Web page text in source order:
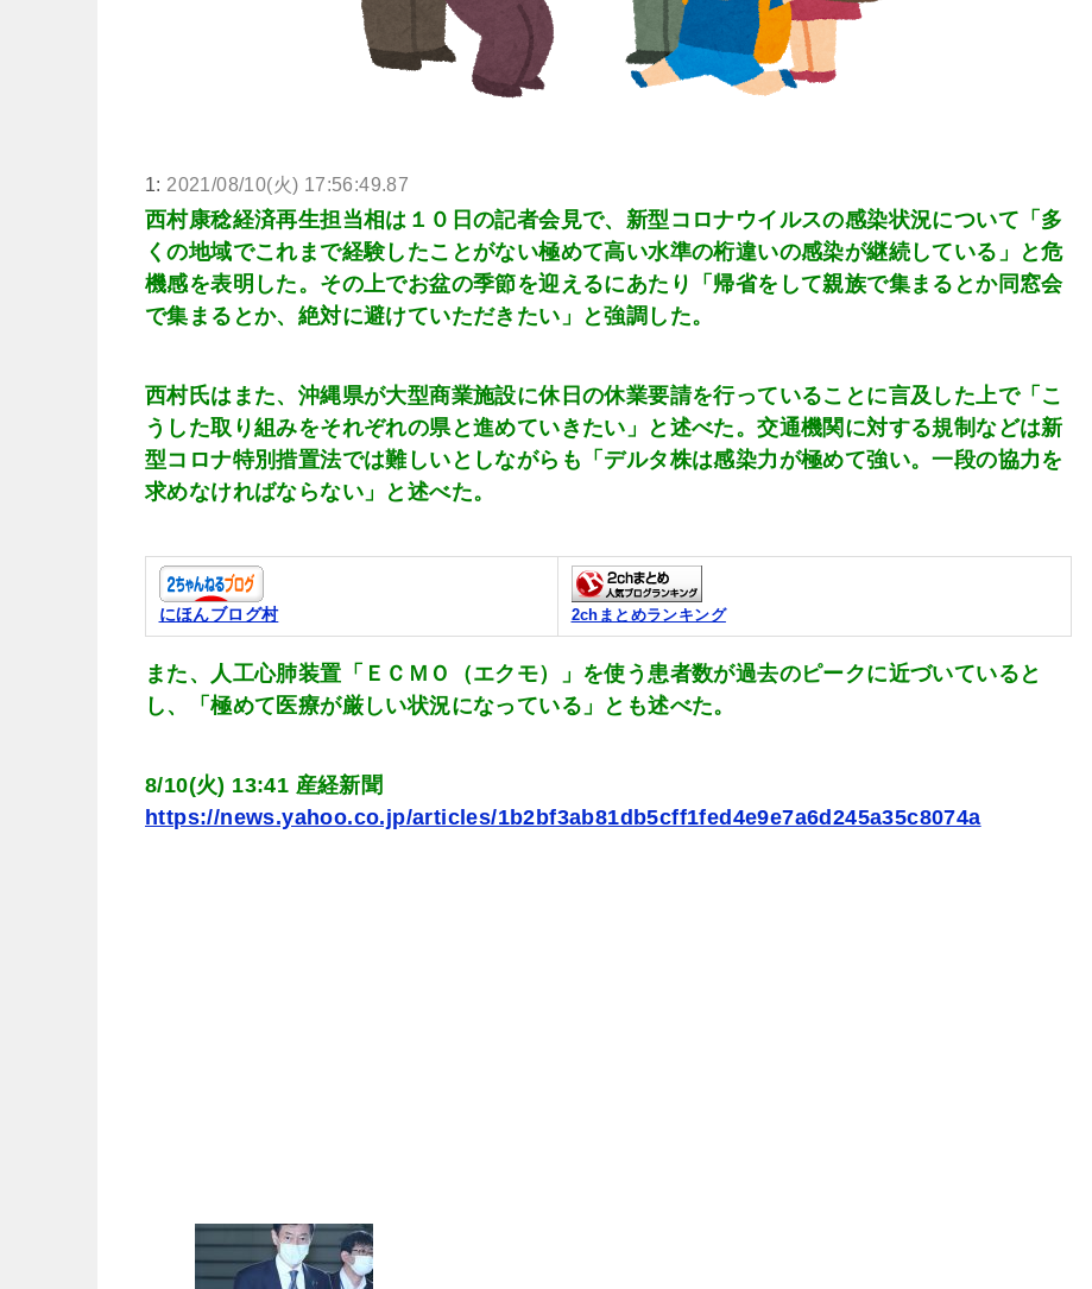
1: 2021/08/10(火) 17:56:49.87
西村康稔経済再生担当相は１０日の記者会見で、新型コロナウイルスの感染状況について「多
くの地域でこれまで経験したことがない極めて高い水準の桁違いの感染が継続している」と危
機感を表明した。その上でお盆の季節を迎えるにあたり「帰省をして親族で集まるとか同窓会
で集まるとか、絶対に避けていただきたい」と強調した。
西村氏はまた、沖縄県が大型商業施設に休日の休業要請を行っていることに言及した上で「こ
うした取り組みをそれぞれの県と進めていきたい」と述べた。交通機関に対する規制などは新
型コロナ特別措置法では難しいとしながらも「デルタ株は感染力が極めて強い。一段の協力を
求めなければならない」と述べた。
にほんブログ村 2chまとめランキング
また、人工心肺装置「ＥＣＭＯ（エクモ）」を使う患者数が過去のピークに近づいていると
し、「極めて医療が厳しい状況になっている」とも述べた。
8/10(火) 13:41 産経新聞
https://news.yahoo.co.jp/articles/1b2bf3ab81db5cff1fed4e9e7a6d245a35c8074a